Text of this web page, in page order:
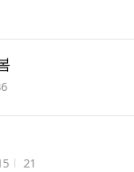
회수
조회수
21